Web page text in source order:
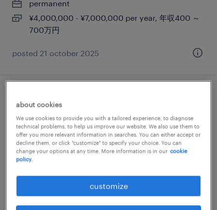
permanent
¥4,000,000 - ¥7,000,000 per year, 年収400 ～
700万円
posted 21 october 2025
京都府京都市伏見区, 京都府
temporary
¥1400.00 per hour
posted 2 july 2026
about cookies
We use cookies to provide you with a tailored experience, to diagnose
technical problems, to help us improve our website. We also use them to
offer you more relevant information in searches. You can either accept or
decline them, or click "customize" to specify your choice. You can
change your options at any time. More information is in our cookie
policy.
customize